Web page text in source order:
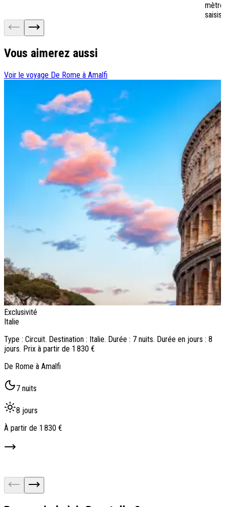
Vous aimerez aussi
Voir le voyage De Rome à Amalfi
Exclusivité
Italie
Type : Circuit. Destination : Italie. Durée : 7 nuits. Durée en jours : 8
jours. Prix à partir de 1 830 €
De Rome à Amalfi
7 nuits
8 jours
À partir de 1 830 €